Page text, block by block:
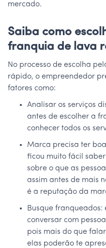
mercado.
Saiba como
franquia de lava
No processo de escolha
rápido, o empreendedor
fatores como:
Analisar os serviços
antes de escolher a
conhecer todos os
Marca precisa ter
ficou muito fácil
sobre o que as
assim antes de mais
é a reputação da
Busque
conversar com
pois mais do que
elas poderão te